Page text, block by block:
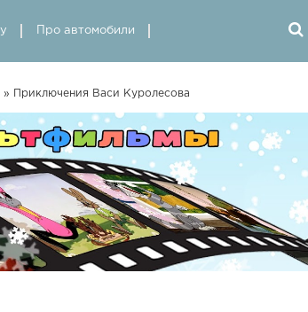
Про автомобили
» Приключения Васи Куролесова